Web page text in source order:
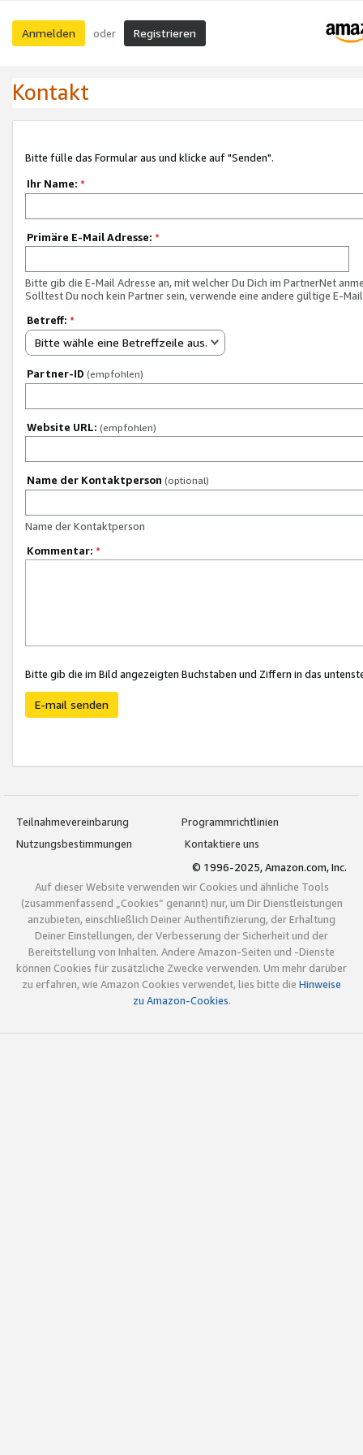
Anmelden oder Registrieren
Kontakt
Bitte fülle das Formular aus und klicke auf "Senden".
Ihr Name: *
Primäre E-Mail Adresse: *
Bitte gib die E-Mail Adresse an, mit welcher Du Dich im PartnerNet
Solltest Du noch kein Partner sein, verwende eine andere gültige E-
Betreff: *
Bitte wähle eine Betreffzeile aus.
Partner-ID (empfohlen)
Website URL: (empfohlen)
Name der Kontaktperson (optional)
Name der Kontaktperson
Kommentar: *
Bitte gib die im Bild angezeigten Buchstaben und Ziffern in das
E-mail senden
Teilnahmevereinbarung
Programmrichtlinien
Nutzungsbestimmungen
Kontaktiere uns
© 1996-2025, Amazon.com, Inc.
Auf dieser Website verwenden wir Cookies und ähnliche Tools
(zusammenfassend „Cookies“ genannt) nur, um Dir Dienstleistungen
anzubieten, einschließlich Deiner Authentifizierung, der Erhaltung
Deiner Einstellungen, der Verbesserung der Sicherheit und der
Bereitstellung von Inhalten. Andere Amazon-Seiten und -Dienste
können Cookies für zusätzliche Zwecke verwenden. Um mehr darüber
zu erfahren, wie Amazon Cookies verwendet, lies bitte die Hinweise
zu Amazon-Cookies.